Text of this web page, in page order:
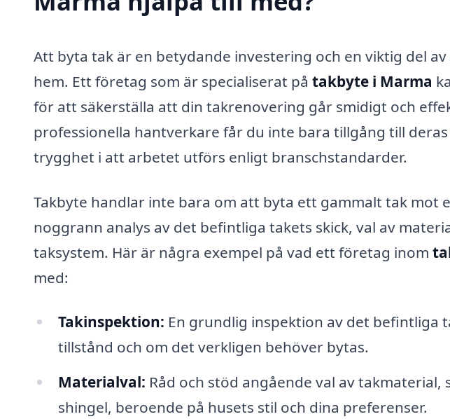
Att byta tak är en betydande investering och en viktig del
hem. Ett företag som är specialiserat på takbyte i Marma
för att säkerställa att din takrenovering går smidigt och
professionella hantverkare får du inte bara tillgång till
trygghet i att arbetet utförs enligt branschstandarder.
Takbyte handlar inte bara om att byta ett gammalt tak mot
noggrann analys av det befintliga takets skick, val av
taksystem. Här är några exempel på vad ett företag inom
med:
Takinspektion: En grundlig inspektion av det befintliga
tillstånd och om det verkligen behöver bytas.
Materialval: Råd och stöd angående val av
shingel, beroende på husets stil och dina preferenser.